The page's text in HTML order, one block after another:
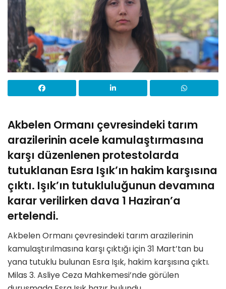
Akbelen Ormanı çevresindeki tarım
arazilerinin acele kamulaştırmasına
karşı düzenlenen protestolarda
tutuklanan Esra Işık’ın hakim karşısına
çıktı. Işık’ın tutukluluğunun devamına
karar verilirken dava 1 Haziran’a
ertelendi.
Akbelen Ormanı çevresindeki tarım arazilerinin
kamulaştırılmasına karşı çıktığı için 31 Mart’tan bu
yana tutuklu bulunan Esra Işık, hakim karşısına çıktı.
Milas 3. Asliye Ceza Mahkemesi’nde görülen